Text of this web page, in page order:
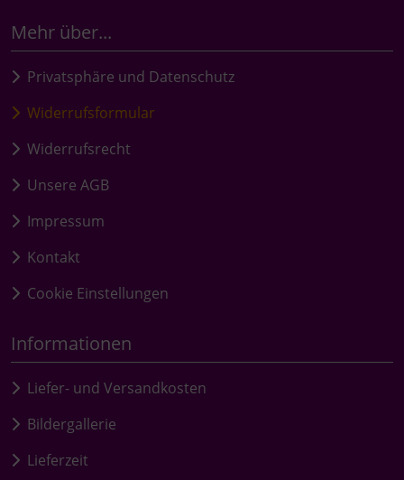
Mehr über...
Privatsphäre und Datenschutz
Widerrufsformular
Widerrufsrecht
Unsere AGB
Impressum
Kontakt
Cookie Einstellungen
Informationen
Liefer- und Versandkosten
Bildergallerie
Lieferzeit